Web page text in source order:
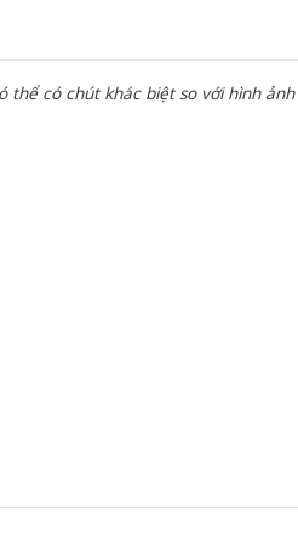
có chút khác biệt so với hình